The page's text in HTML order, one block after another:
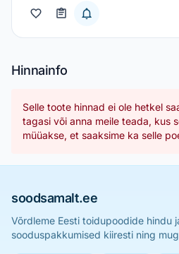
Hinnainfo
Selle toote hinnad ei ole hetkel
tagasi või anna meile teada, kus
müüakse, et saaksime ka selle
soodsamalt.ee
Võrdleme Eesti toidupoodide hindu
sooduspakkumised kiiresti ning